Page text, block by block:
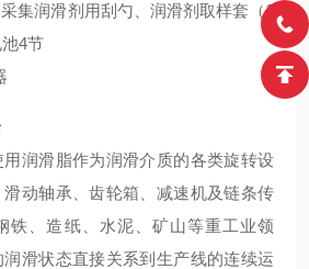
集润滑剂用刮勺、润滑剂取样套（1
4节
润滑脂作为润滑介质的各类旋转设
动轴承、齿轮箱、减速机及链条传
铁、造纸、水泥、矿山等重工业领
滑状态直接关系到生产线的连续运